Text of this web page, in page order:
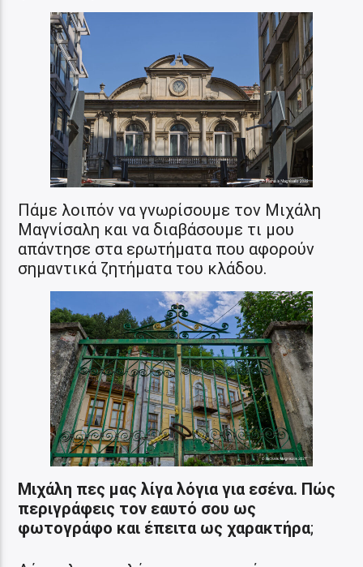
Πάμε λοιπόν να γνωρίσουμε τον Μιχάλη
Μαγνίσαλη και να διαβάσουμε τι μου
απάντησε στα ερωτήματα που αφορούν
σημαντικά ζητήματα του κλάδου.
Μιχάλη πες μας λίγα λόγια για εσένα. Πώς
περιγράφεις τον εαυτό σου ως
φωτογράφο και έπειτα ως χαρακτήρα;